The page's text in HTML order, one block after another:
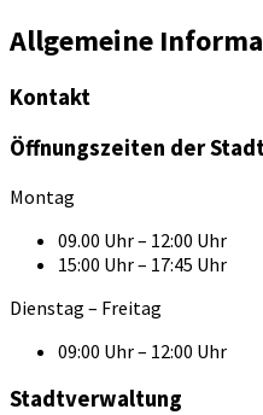
Allgemeine
Kontakt
Öffnungszeiten der
Montag
09.00 Uhr – 12:00 Uhr
15:00 Uhr – 17:45 Uhr
Dienstag – Freitag
09:00 Uhr – 12:00 Uhr
Stadtverwaltung